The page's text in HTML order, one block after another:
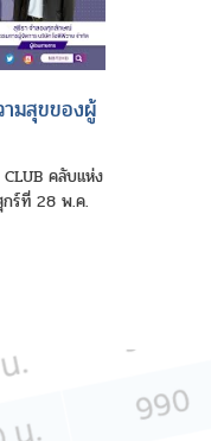
มสุขของผู้
คลับแห่ง
กร์ที่ 28 พ.ค.